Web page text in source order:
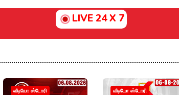
LIVE 24 X 7
வீடியோ ஸ்டோரி வீடியோ ஸ்டோரி